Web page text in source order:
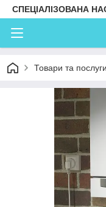
СПЕЦІАЛІЗОВАНА
Товари та послуги